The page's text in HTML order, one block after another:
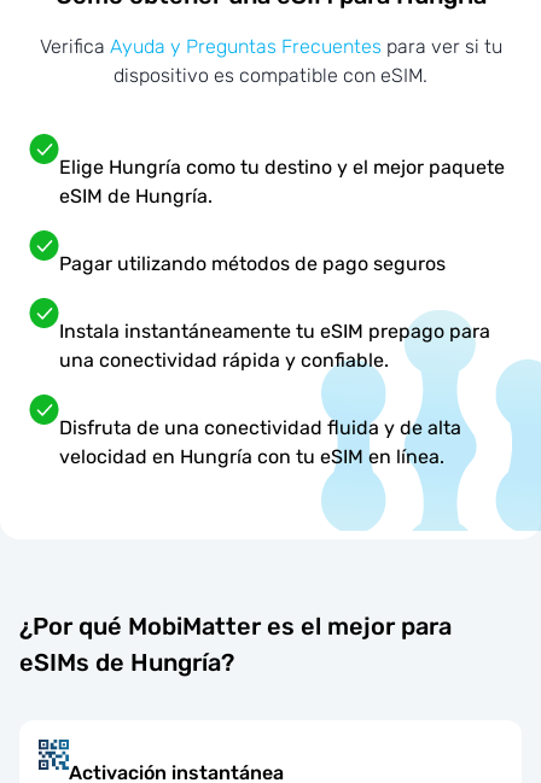
Verifica Ayuda y Preguntas Frecuentes para ver si tu
dispositivo es compatible con eSIM.
Elige Hungría como tu destino y el mejor paquete
eSIM de Hungría.
Pagar utilizando métodos de pago seguros
Instala instantáneamente tu eSIM prepago para
una conectividad rápida y confiable.
Disfruta de una conectividad fluida y de alta
velocidad en Hungría con tu eSIM en línea.
¿Por qué MobiMatter es el mejor para
eSIMs de Hungría?
Activación instantánea